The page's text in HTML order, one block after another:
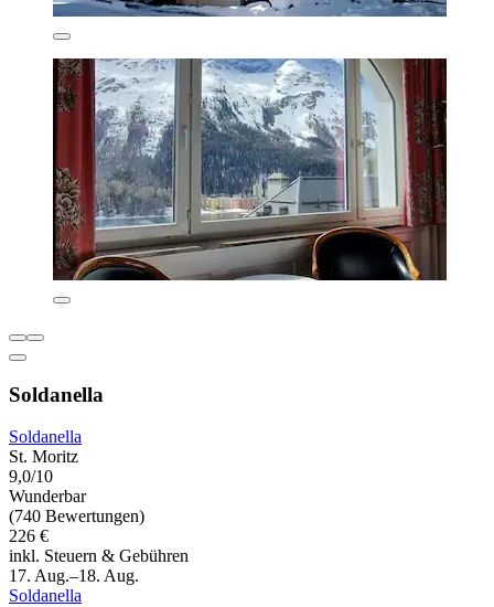
Soldanella
Soldanella
St. Moritz
9,0/10
Wunderbar
(740 Bewertungen)
226 €
inkl. Steuern & Gebühren
17. Aug.–18. Aug.
Soldanella